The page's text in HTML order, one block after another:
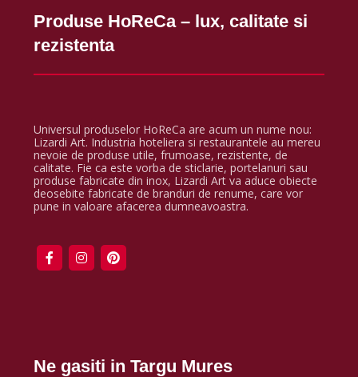
Produse HoReCa – lux, calitate si
rezistenta
Universul produselor HoReCa are acum un nume nou:
Lizardi Art. Industria hoteliera si restaurantele au mereu
nevoie de produse utile, frumoase, rezistente, de
calitate. Fie ca este vorba de sticlarie, portelanuri sau
produse fabricate din inox, Lizardi Art va aduce obiecte
deosebite fabricate de branduri de renume, care vor
pune in valoare afacerea dumneavoastra.
Ne gasiti in Targu Mures